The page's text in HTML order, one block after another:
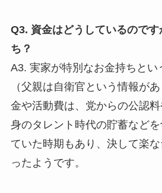
Q3. 資金はどうしているので
ち？
A3. 実家が特別なお金持ちとい
（父親は自衛官という情報が
金や活動費は、党からの公認
身のタレント時代の貯蓄など
ていた時期もあり、決して楽
ったようです。